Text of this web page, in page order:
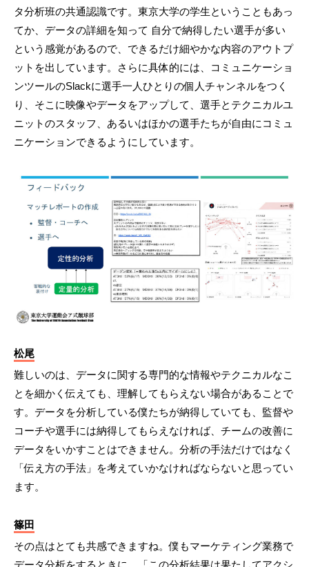
タ分析班の共通認識です。東京大学の学生ということもあっ
てか、データの詳細を知って 自分で納得したい選手が多い
という感覚があるので、できるだけ細やかな内容のアウトプ
ットを出しています。さらに具体的には、コミュニケーショ
ンツールのSlackに選手一人ひとりの個人チャンネルをつく
り、そこに映像やデータをアップして、選手とテクニカルユ
ニットのスタッフ、あるいはほかの選手たちが自由にコミュ
ニケーションできるようにしています。
松尾
難しいのは、データに関する専門的な情報やテクニカルなこ
とを細かく伝えても、理解してもらえない場合があることで
す。データを分析している僕たちが納得していても、監督や
コーチや選手には納得してもらえなければ、チームの改善に
データをいかすことはできません。分析の手法だけではなく
「伝え方の手法」を考えていかなければならないと思ってい
ます。
篠田
その点はとても共感できますね。僕もマーケティング業務で
データ分析をするときに、「この分析結果は果たしてアクシ